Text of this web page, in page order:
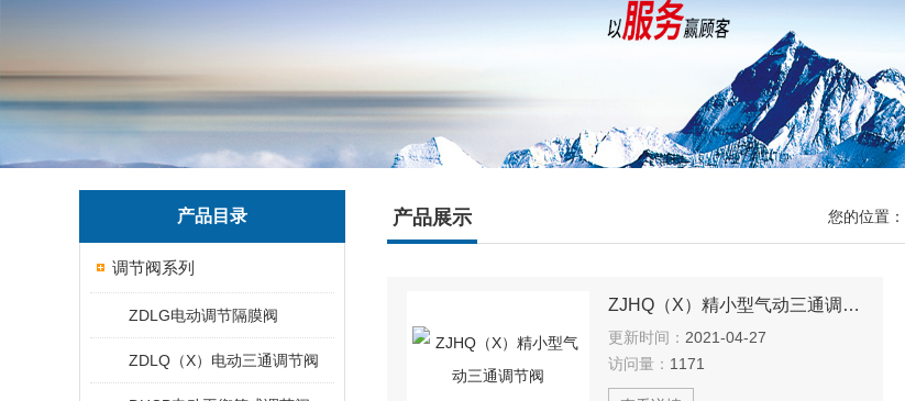
产品目录
调节阀系列
ZDLG电动调节隔膜阀
ZDLQ（X）电动三通调节阀
产品展示 您的位置：
ZJHQ（X）精小型气动三通调节阀
更新时间： 2021-04-27
访问量： 1171